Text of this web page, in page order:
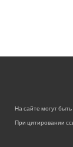
На сайте могут
При цитировании